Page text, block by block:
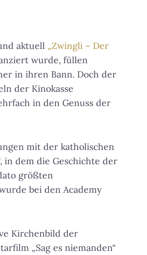
aktuell „Zwingli – Der
wurde, füllen
in ihren Bann. Doch der
der Kinokasse
in den Genuss der
mit der katholischen
, in dem die Geschichte der
größten
bei den Academy
Kirchenbild der
„Sag es niemanden“